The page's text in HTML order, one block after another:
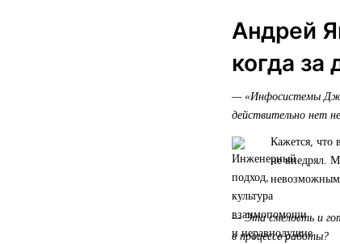
Андрей
когда за
— «Инфосистемы
действительно нет
Кажется, что
не внедрял.
— Эта смелость и
в процессе работы?